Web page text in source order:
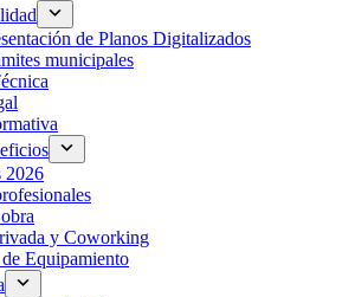
de Planos Digitalizados
municipales
2026
y Coworking
Equipamiento